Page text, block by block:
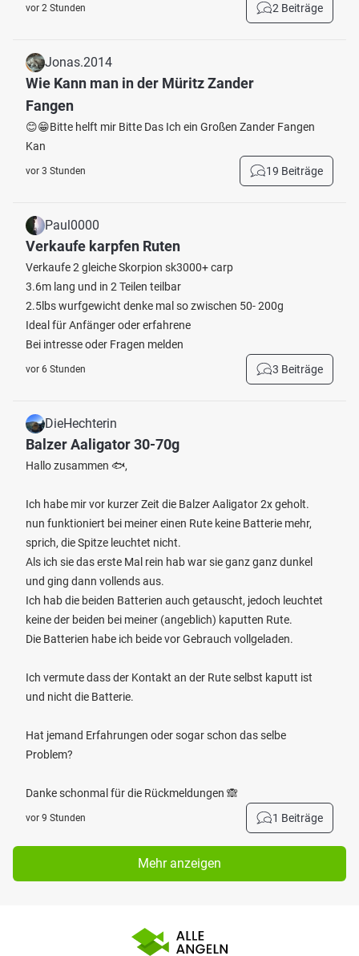
vor 2 Stunden 2 Beiträge
Jonas.2014
Wie Kann man in der Müritz Zander
Fangen
😊😁Bitte helft mir Bitte Das Ich ein Großen Zander Fangen
Kan
vor 3 Stunden 19 Beiträge
Paul0000
Verkaufe karpfen Ruten
Verkaufe 2 gleiche Skorpion sk3000+ carp
3.6m lang und in 2 Teilen teilbar
2.5lbs wurfgewicht denke mal so zwischen 50- 200g
Ideal für Anfänger oder erfahrene
Bei intresse oder Fragen melden
vor 6 Stunden 3 Beiträge
DieHechterin
Balzer Aaligator 30-70g
Hallo zusammen 🐟,
Ich habe mir vor kurzer Zeit die Balzer Aaligator 2x geholt.
nun funktioniert bei meiner einen Rute keine Batterie mehr,
sprich, die Spitze leuchtet nicht.
Als ich sie das erste Mal rein hab war sie ganz ganz dunkel
und ging dann vollends aus.
Ich hab die beiden Batterien auch getauscht, jedoch leuchtet
keine der beiden bei meiner (angeblich) kaputten Rute.
Die Batterien habe ich beide vor Gebrauch vollgeladen.
Ich vermute dass der Kontakt an der Rute selbst kaputt ist
und nicht die Batterie.
Hat jemand Erfahrungen oder sogar schon das selbe
Problem?
Danke schonmal für die Rückmeldungen 🙈
vor 9 Stunden 1 Beiträge
Mehr anzeigen